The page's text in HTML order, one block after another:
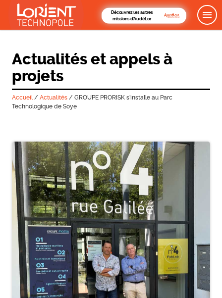
Découvrez les autres
missions d'AudéLor
Actualités et appels à
projets
Accueil/ Actualités/ GROUPE PRORISK s’installe au Parc
Technologique de Soye